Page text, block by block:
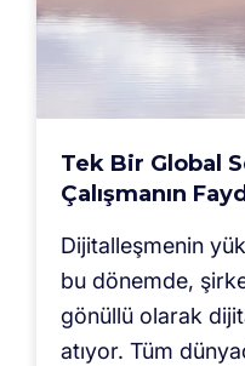
Tek Bir Global
Çalışmanın
Dijitalleşmenin
bu dönemde,
gönüllü olarak
atıyor. Tüm